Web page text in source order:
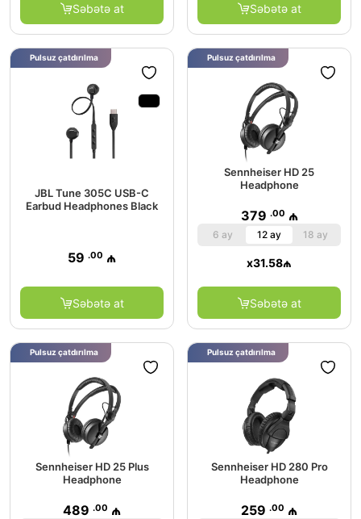
Səbətə at Səbətə at
JBL Tune 305C USB-C
Earbud Headphones Black
59 .00 ₼
Səbətə at
Pulsuz çatdırılma
Sennheiser HD 25
Headphone
379 .00 ₼
6 ay 12 ay 18 ay
x31.58₼
Səbətə at
Pulsuz çatdırılma
Sennheiser HD 25 Plus
Headphone
489 .00 ₼
Pulsuz çatdırılma
Sennheiser HD 280 Pro
Headphone
259 .00 ₼
Pulsuz çatdırılma